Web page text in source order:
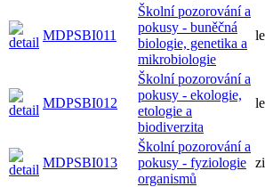
MDPSBI011
Školní pozorování a
pokusy - buněčná
biologie, genetika a
mikrobiologie
MDPSBI012
Školní pozorování a
pokusy - ekologie,
etologie a
biodiverzita
MDPSBI013
Školní pozorování a
pokusy - fyziologie
organismů